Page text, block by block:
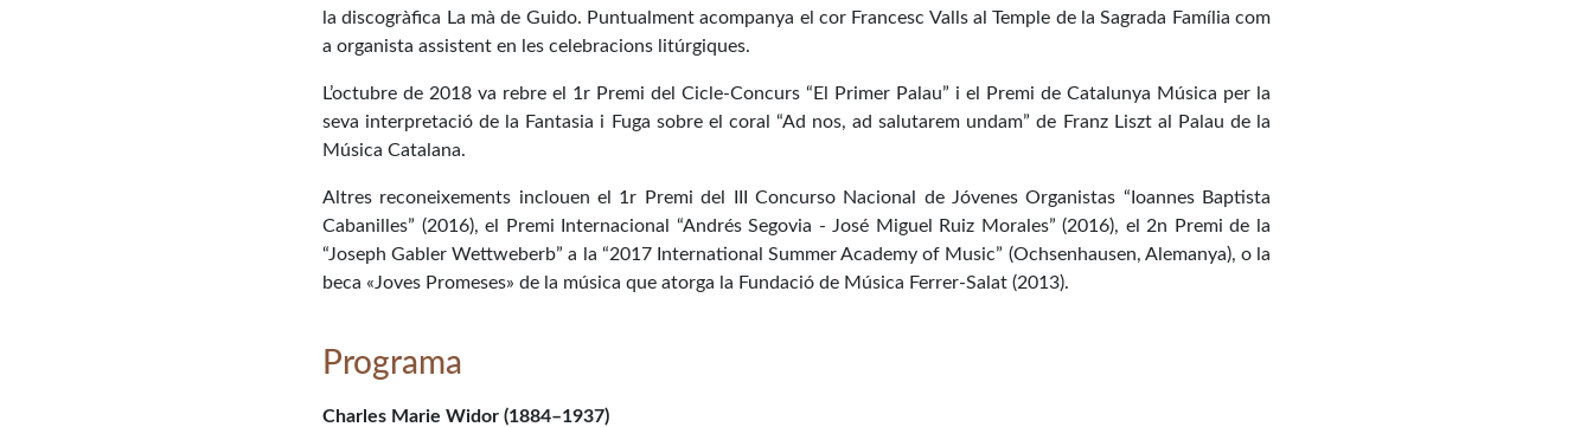
la discogràfica La mà de Guido. Puntualment acompanya el cor Francesc Valls al Temple de la Sagrada Família com
a organista assistent en les celebracions litúrgiques.
L’octubre de 2018 va rebre el 1r Premi del Cicle-Concurs “El Primer Palau” i el Premi de Catalunya Música per la
seva interpretació de la Fantasia i Fuga sobre el coral “Ad nos, ad salutarem undam” de Franz Liszt al Palau de la
Música Catalana.
Altres reconeixements inclouen el 1r Premi del III Concurso Nacional de Jóvenes Organistas “Ioannes Baptista
Cabanilles” (2016), el Premi Internacional “Andrés Segovia - José Miguel Ruiz Morales” (2016), el 2n Premi de la
“Joseph Gabler Wettweberb” a la “2017 International Summer Academy of Music” (Ochsenhausen, Alemanya), o la
beca «Joves Promeses» de la música que atorga la Fundació de Música Ferrer-Salat (2013).
Programa
Charles Marie Widor (1884–1937)